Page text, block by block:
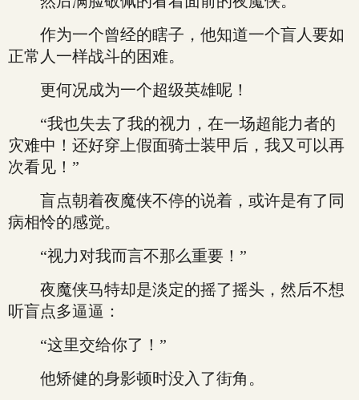
作为一个曾经的瞎子，他知道一个盲人要如
正常人一样战斗的困难。
更何况成为一个超级英雄呢！
“我也失去了我的视力，在一场超能力者的
灾难中！还好穿上假面骑士装甲后，我又可以再
次看见！”
盲点朝着夜魔侠不停的说着，或许是有了同
病相怜的感觉。
“视力对我而言不那么重要！”
夜魔侠马特却是淡定的摇了摇头，然后不想
听盲点多逼逼：
“这里交给你了！”
他矫健的身影顿时没入了街角。